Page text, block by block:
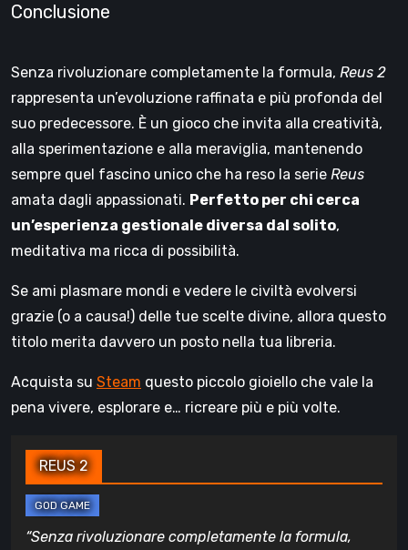
Conclusione
Senza rivoluzionare completamente la formula, Reus 2
rappresenta un’evoluzione raffinata e più profonda del
suo predecessore. È un gioco che invita alla creatività,
alla sperimentazione e alla meraviglia, mantenendo
sempre quel fascino unico che ha reso la serie Reus
amata dagli appassionati. Perfetto per chi cerca
un’esperienza gestionale diversa dal solito,
meditativa ma ricca di possibilità.
Se ami plasmare mondi e vedere le civiltà evolversi
grazie (o a causa!) delle tue scelte divine, allora questo
titolo merita davvero un posto nella tua libreria.
Acquista su Steam questo piccolo gioiello che vale la
pena vivere, esplorare e… ricreare più e più volte.
REUS 2
“Senza rivoluzionare completamente la formula,